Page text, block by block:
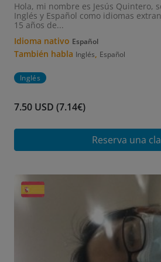
Hola, mi nombre es Jesús Quintero,
Inglés y Español como idiomas
15 años de...
Idioma nativo Español
También habla Inglés, Español
Inglés
7.50 USD (7.14€)
Reserva una